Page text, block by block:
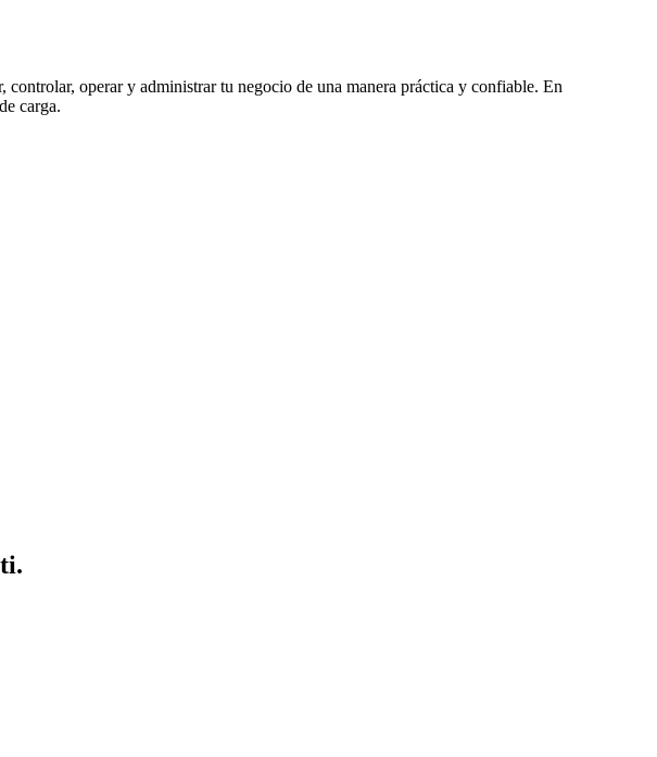
controlar, operar y administrar tu negocio de una manera práctica y confiable. En
carga.